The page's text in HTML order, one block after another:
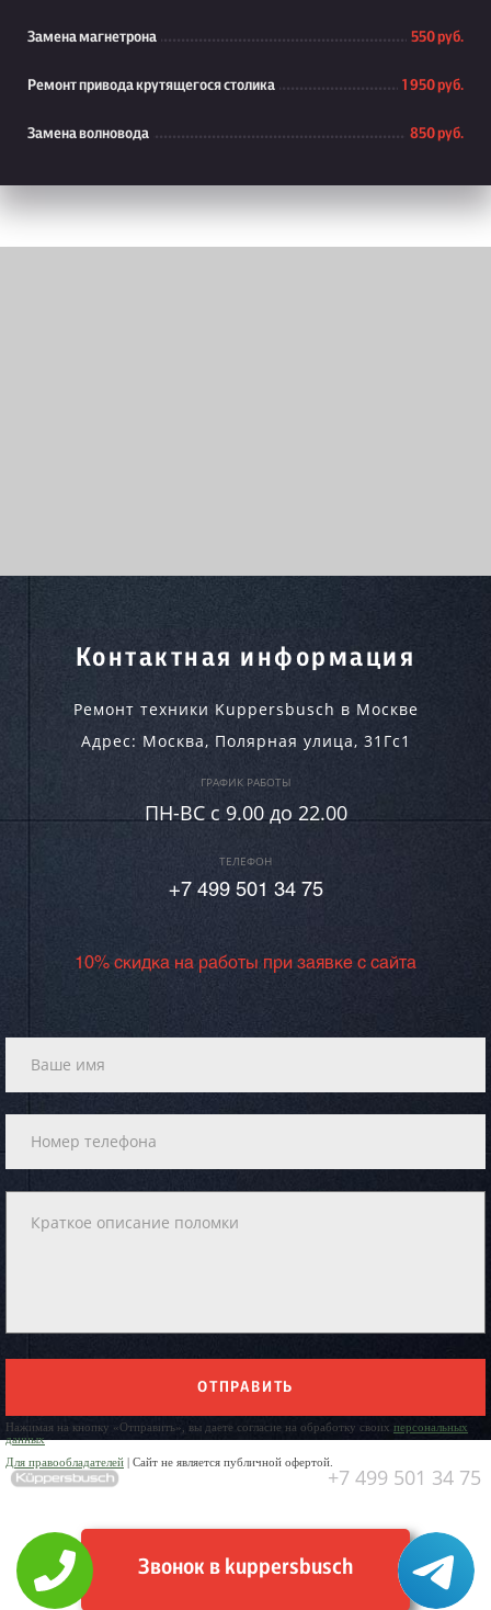
Замена магнетрона 550 руб.
Ремонт привода крутящегося столика 1 950 руб.
Замена волновода 850 руб.
Контактная информация
Ремонт техники Kuppersbusch в Москве
Адрес: Москва, Полярная улица, 31Гс1
ГРАФИК РАБОТЫ
ПН-ВC c 9.00 до 22.00
ТЕЛЕФОН
+7 499 501 34 75
10% скидка на работы при заявке с сайта
ОТПРАВИТЬ
Нажимая на кнопку «Отправить», вы даете согласие на обработку своих персональных
данных
Для правообладателей | Сайт не является публичной офертой.
+7 499 501 34 75
Звонок в kuppersbusch